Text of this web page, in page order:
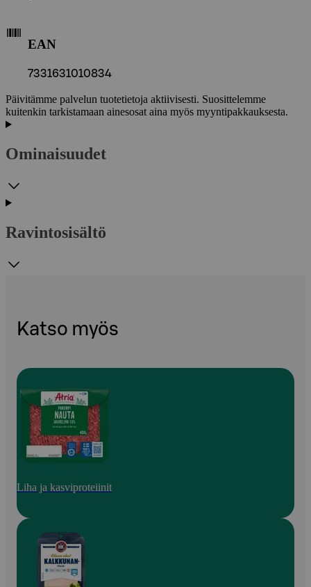
EAN
7331631010834
Päivitämme palvelun tuotetietoja aktiivisesti. Suosittelemme
kuitenkin tarkistamaan ainesosat aina myös myyntipakkauksesta.
Ominaisuudet
Ravintosisältö
Katso myös
Liha ja kasviproteiinit